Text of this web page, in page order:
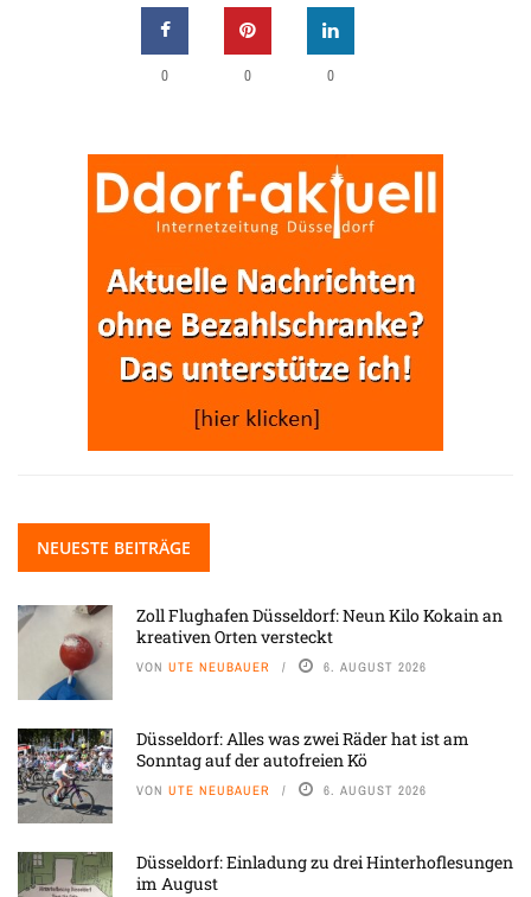
0 0 0
NEUESTE BEITRÄGE
Zoll Flughafen Düsseldorf: Neun Kilo Kokain an
kreativen Orten versteckt
VON UTE NEUBAUER 6. AUGUST 2026
Düsseldorf: Alles was zwei Räder hat ist am
Sonntag auf der autofreien Kö
VON UTE NEUBAUER 6. AUGUST 2026
Düsseldorf: Einladung zu drei Hinterhoflesungen
im August